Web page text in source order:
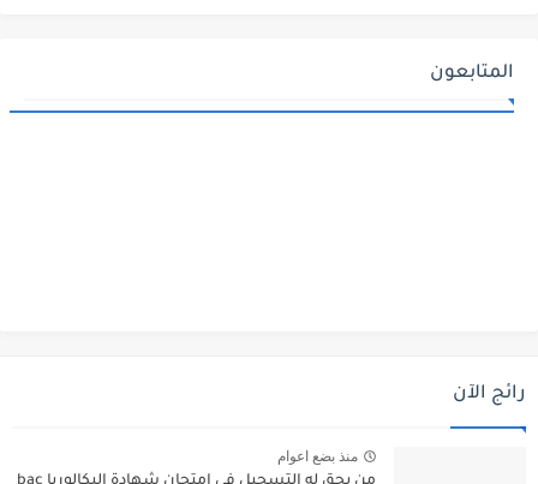
المتابعون
رائج الآن
منذ بضع اعوام